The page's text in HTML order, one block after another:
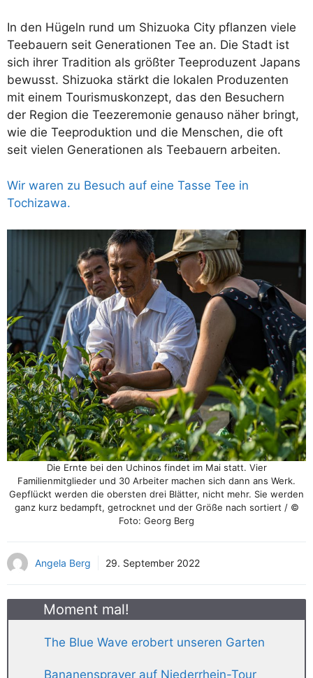
In den Hügeln rund um Shizuoka City pflanzen viele
Teebauern seit Generationen Tee an. Die Stadt ist
sich ihrer Tradition als größter Teeproduzent Japans
bewusst. Shizuoka stärkt die lokalen Produzenten
mit einem Tourismuskonzept, das den Besuchern
der Region die Teezeremonie genauso näher bringt,
wie die Teeproduktion und die Menschen, die oft
seit vielen Generationen als Teebauern arbeiten.
Wir waren zu Besuch auf eine Tasse Tee in
Tochizawa.
Die Ernte bei den Uchinos findet im Mai statt. Vier
Familienmitglieder und 30 Arbeiter machen sich dann ans Werk.
Gepflückt werden die obersten drei Blätter, nicht mehr. Sie werden
ganz kurz bedampft, getrocknet und der Größe nach sortiert / ©
Foto: Georg Berg
Angela Berg 29. September 2022
Moment mal!
The Blue Wave erobert unseren Garten
Bananensprayer auf Niederrhein-Tour